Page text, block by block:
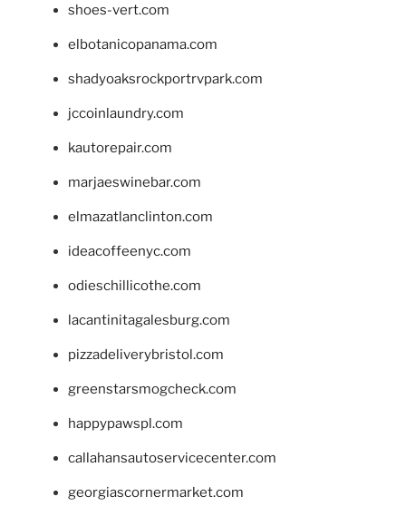
shoes-vert.com
elbotanicopanama.com
shadyoaksrockportrvpark.com
jccoinlaundry.com
kautorepair.com
marjaeswinebar.com
elmazatlanclinton.com
ideacoffeenyc.com
odieschillicothe.com
lacantinitagalesburg.com
pizzadeliverybristol.com
greenstarsmogcheck.com
happypawspl.com
callahansautoservicecenter.com
georgiascornermarket.com